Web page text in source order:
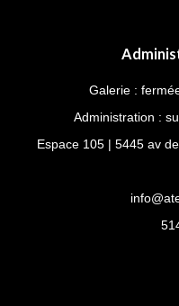
Galerie :
Administration :
Espace 105 | 5445 av